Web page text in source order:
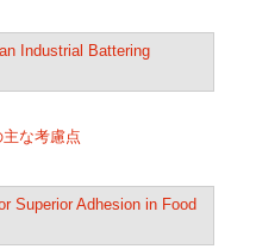
な考慮点